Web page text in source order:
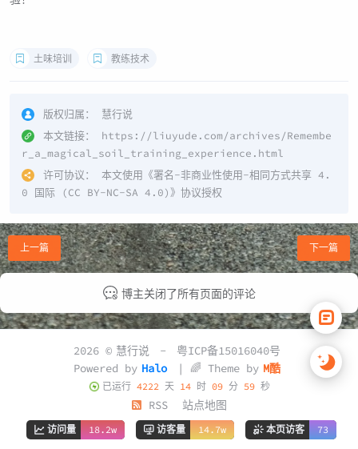
土味培训 教练技术
版权归属：
慧行说
本文链接：
https://liuyude.com/archives/Remembe
r_a_magical_soil_training_experience.html
许可协议：
本文使用《署名-非商业性使用-相同方式共享 4.
0 国际 (CC BY-NC-SA 4.0)》协议授权
上一篇 下一篇
博主关闭了所有页面的评论
2026 © 慧行说 -
粤ICP备15016040号
Powered by Halo | 🌈 Theme by M酷
已运行 4222天 14时 10分 00秒
RSS 站点地图
访问量 18.2w 访客量 14.7w 本页访客 73